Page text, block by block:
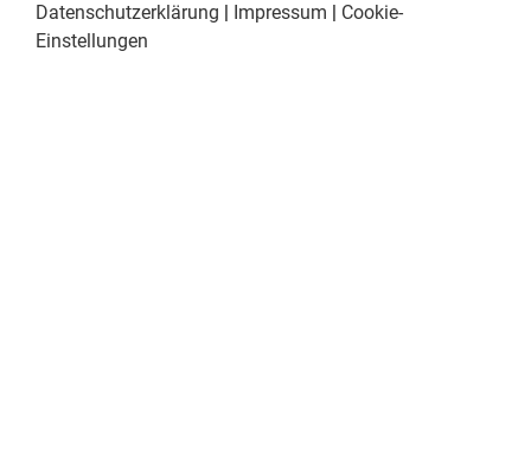
Datenschutzerklärung Impressum
Cookie-
Einstellungen